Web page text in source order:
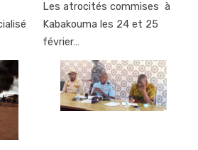
Les atrocités commises à
Kabakouma les 24 et 25
février…